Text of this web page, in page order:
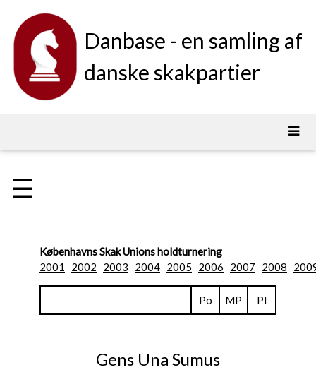
Danbase - en samling af
danske skakpartier
☰
Københavns Skak Unions holdturnering
2001
2002 2003 2004 2005 2006 2007 2008
Po MP Pl
Gens Una Sumus